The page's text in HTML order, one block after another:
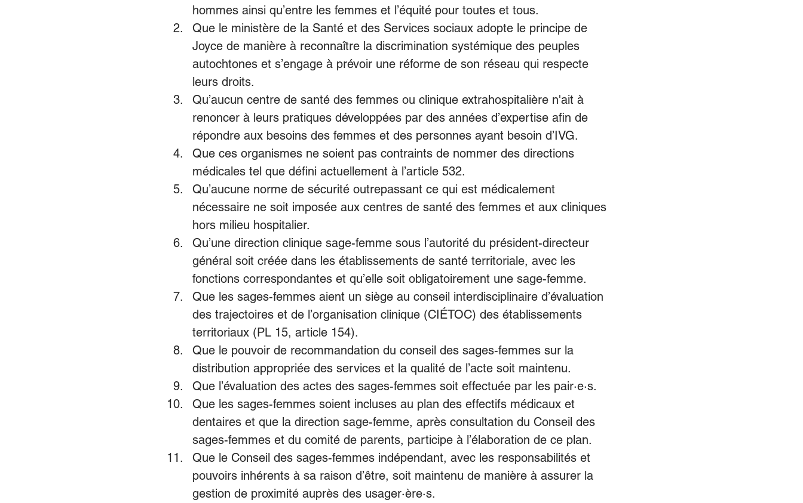
hommes ainsi qu’entre les femmes et l’équité pour toutes et tous.
Que le ministère de la Santé et des Services sociaux adopte le principe de
Joyce de manière à reconnaître la discrimination systémique des peuples
autochtones et s’engage à prévoir une réforme de son réseau qui respecte
leurs droits.
Qu’aucun centre de santé des femmes ou clinique extrahospitalière n'ait à
renoncer à leurs pratiques développées par des années d’expertise afin de
répondre aux besoins des femmes et des personnes ayant besoin d’IVG.
Que ces organismes ne soient pas contraints de nommer des directions
médicales tel que défini actuellement à l’article 532.
Qu’aucune norme de sécurité outrepassant ce qui est médicalement
nécessaire ne soit imposée aux centres de santé des femmes et aux cliniques
hors milieu hospitalier.
Qu’une direction clinique sage-femme sous l’autorité du président-directeur
général soit créée dans les établissements de santé territoriale, avec les
fonctions correspondantes et qu’elle soit obligatoirement une sage-femme.
Que les sages-femmes aient un siège au conseil interdisciplinaire d’évaluation
des trajectoires et de l’organisation clinique (CIÉTOC) des établissements
territoriaux (PL 15, article 154).
Que le pouvoir de recommandation du conseil des sages-femmes sur la
distribution appropriée des services et la qualité de l’acte soit maintenu.
Que l’évaluation des actes des sages-femmes soit effectuée par les pair·e·s.
Que les sages-femmes soient incluses au plan des effectifs médicaux et
dentaires et que la direction sage-femme, après consultation du Conseil des
sages-femmes et du comité de parents, participe à l’élaboration de ce plan.
Que le Conseil des sages-femmes indépendant, avec les responsabilités et
pouvoirs inhérents à sa raison d’être, soit maintenu de manière à assurer la
gestion de proximité auprès des usager·ère·s.